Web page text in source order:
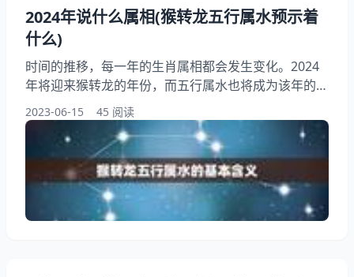
2024年说什么属相(猴转龙五行属水预示着
什么)
时间的推移，每一年的生肖属相都会发生变化。2024
年将迎来猴转龙的年份，而五行属水也将成为该年的主
题。这意味着什么呢？本文将为您详细解读2024年猴
转龙五行属水的预示意义。 一、猴转龙五行属水的基
本含义 2024年是猴转龙的年份，这意味着属猴的人将
会迎来一个新的生肖年份。五行属水也将成为该年的主
题。五行是中国传统文化中的重要概念，代表着五种不
同的元素和属性，分别是金、木、水、火、土。水是五
行之一
2023-06-15 45 阅读